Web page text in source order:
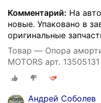
Комментарий: На
новые. Упаковано в
оригинальные
Товар — Опора
MOTORS арт. 13505131
Андрей Соболев